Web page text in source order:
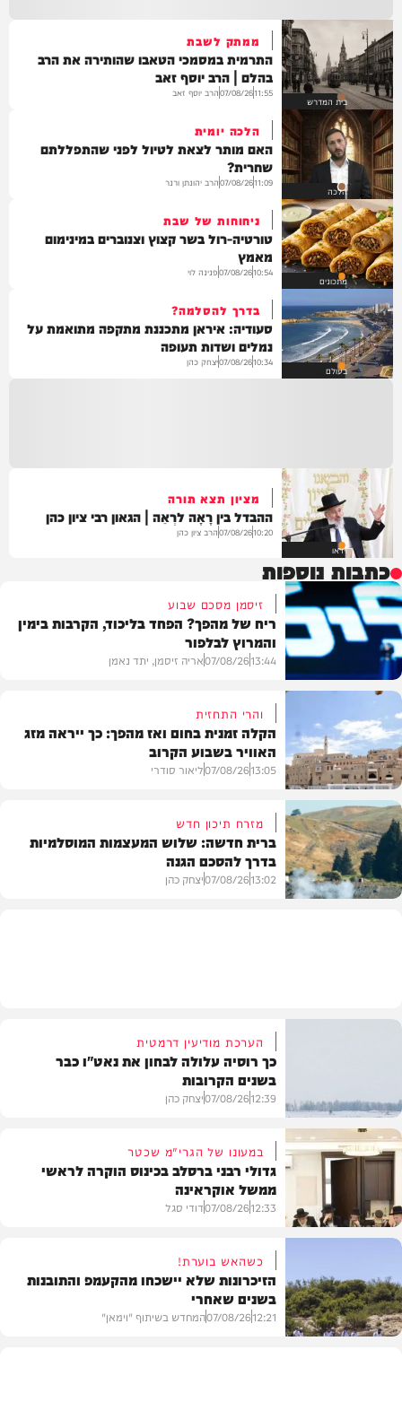
בית המדרש
ממתק לשבת
התרמית במסמכי הטאבו שהותירה את הרב
בהלם | הרב יוסף זאב
11:55
07/08/26הרב יוסף זאב
הלכה
הלכה יומית
האם מותר לצאת לטיול לפני שהתפללתם
שחרית?
11:09
07/08/26הרב יהונתן ורנר
מתכונים
ניחוחות של שבת
טורטיה-רול בשר קצוץ וצנוברים במינימום
מאמץ
10:54
07/08/26פנינה לוי
בעולם
בדרך להסלמה?
סעודיה: איראן מתכננת מתקפה מתואמת על
נמלים ושדות תעופה
10:34
07/08/26יצחק כהן
וידאו
מציון תצא תורה
ההבדל בין רָאָה לרְאֵה | הגאון רבי ציון כהן
10:20
07/08/26הרב ציון כהן
כתבות נוספות
פוליטי
זיסמן מסכם שבוע
ריח של מהפך? הפחד בליכוד, הקרבות בימין
והמרוץ לבלפור
13:44
07/08/26אריה זיסמן, יתד נאמן
מזג האוויר
והרי התחזית
הקלה זמנית בחום ואז מהפך: כך ייראה מזג
האוויר בשבוע הקרוב
13:05
07/08/26ליאור סודרי
מזרח תיכון חדש
ברית חדשה: שלוש המעצמות המוסלמיות
בדרך להסכם הגנה
13:02
07/08/26יצחק כהן
הערכת מודיעין דרמטית
כך רוסיה עלולה לבחון את נאט"ו כבר
בשנים הקרובות
12:39
07/08/26יצחק כהן
חרדים
במעונו של הגרי"מ שכטר
גדולי רבני ברסלב בכינוס הוקרה לראשי
ממשל אוקראינה
12:33
07/08/26דודי סגל
כשהאש בוערת!
הזיכרונות שלא יישכחו מהקעמפ והתובנות
בשנים שאחרי
12:21
07/08/26המחדש בשיתוף "וימאן"